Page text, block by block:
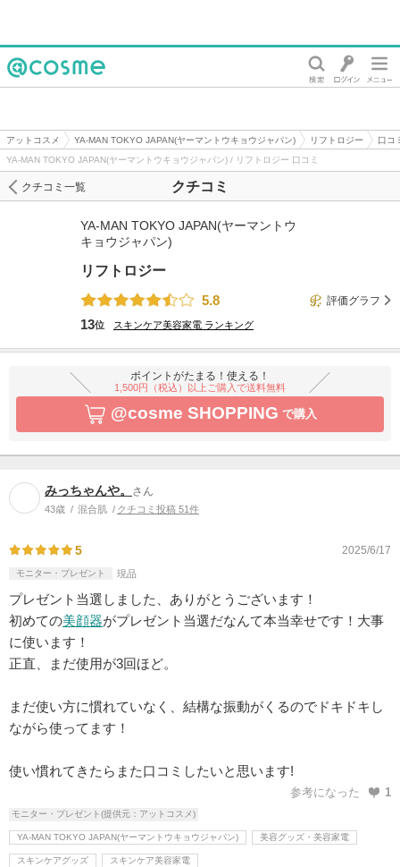
アットコスメ YA-MAN TOKYO JAPAN(ヤーマントウキョウジャパン) リフトロジー
口コ
YA-MAN TOKYO JAPAN(ヤーマントウキョウジャパン) / リフトロジー 口コミ
クチコミ
クチコミ一覧
YA-MAN TOKYO JAPAN(ヤーマントウ
キョウジャパン)
リフトロジー
5.8
評価グラフ
13位 スキンケア美容家電 ランキング
ポイントがたまる！使える！
1,500円（税込）以上ご購入で送料無料
@cosme SHOPPING で購入
みっちゃんや。 さん
43歳 混合肌 クチコミ投稿 51件
5 2025/6/17
モニター・プレゼント 現品
プレゼント当選しました、ありがとうございます！
初めての美顔器がプレゼント当選だなんて本当幸せです！大事
に使います！
正直、まだ使用が3回ほど。
まだ使い方に慣れていなく、結構な振動がくるのでドキドキし
ながら使ってます！
使い慣れてきたらまた口コミしたいと思います!
参考になった 1
モニター・プレゼント(提供元：アットコスメ)
YA-MAN TOKYO JAPAN(ヤーマントウキョウジャパン) 美容グッズ・美容家電
スキンケアグッズ スキンケア美容家電